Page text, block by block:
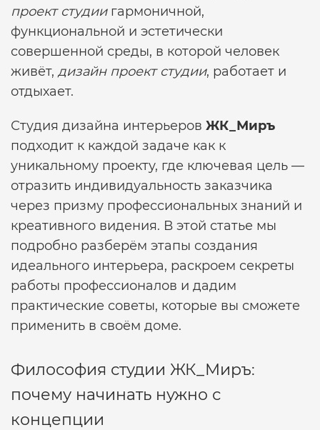
проект студиигармоничной,
функциональной и эстетически
совершенной среды, в которой человек
живёт, дизайн проект студии, работает и
отдыхает.
Студия дизайна интерьеров ЖК_Миръ
подходит к каждой задаче как к
уникальному проекту, где ключевая цель —
отразить индивидуальность заказчика
через призму профессиональных знаний и
креативного видения. В этой статье мы
подробно разберём этапы создания
идеального интерьера, раскроем секреты
работы профессионалов и дадим
практические советы, которые вы сможете
применить в своём доме.
Философия студии ЖК_Миръ:
почему начинать нужно с
концепции